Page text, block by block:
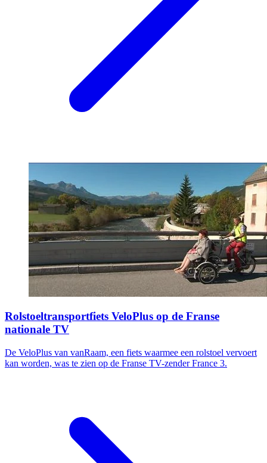
Rolstoeltransportfiets VeloPlus op de Franse
nationale TV
De VeloPlus van vanRaam, een fiets waarmee een rolstoel vervoert
kan worden, was te zien op de Franse TV-zender France 3.